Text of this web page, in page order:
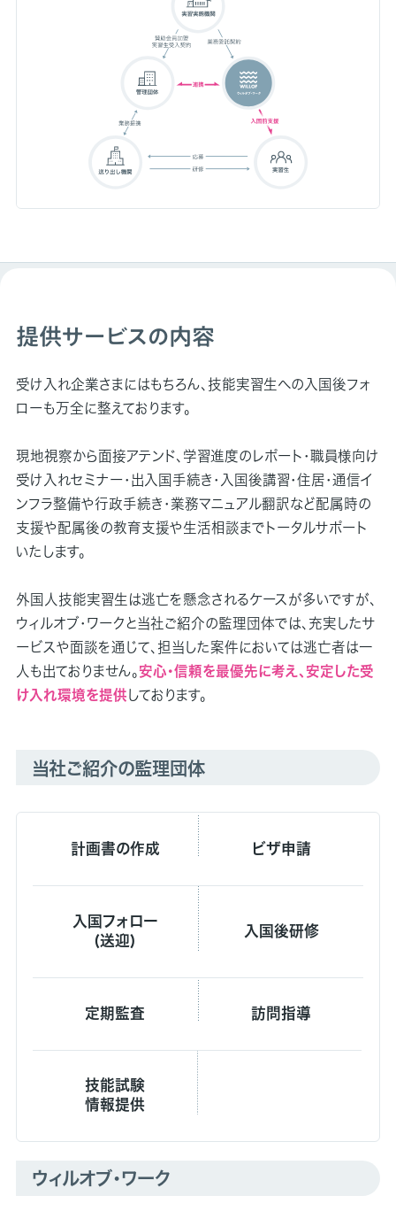
提供サービスの内容
受け入れ企業さまにはもちろん、技能実習生への入国後フォ
ローも万全に整えております。
現地視察から面接アテンド、学習進度のレポート・職員様向け
受け入れセミナー・出入国手続き・入国後講習・住居・通信イ
ンフラ整備や行政手続き・業務マニュアル翻訳など配属時の
支援や配属後の教育支援や生活相談までトータルサポート
いたします。
外国人技能実習生は逃亡を懸念されるケースが多いですが、
ウィルオブ・ワークと当社ご紹介の監理団体では、充実したサ
ービスや面談を通じて、担当した案件においては逃亡者は一
人も出ておりません。安心・信頼を最優先に考え、安定した受
け入れ環境を提供しております。
当社ご紹介の監理団体
計画書の作成 ビザ申請
入国フォロー
(送迎)
入国後研修
定期監査 訪問指導
技能試験
情報提供
ウィルオブ・ワーク